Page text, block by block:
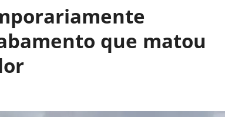
que matou